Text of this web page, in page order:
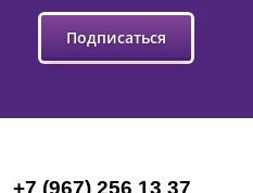
Подписаться